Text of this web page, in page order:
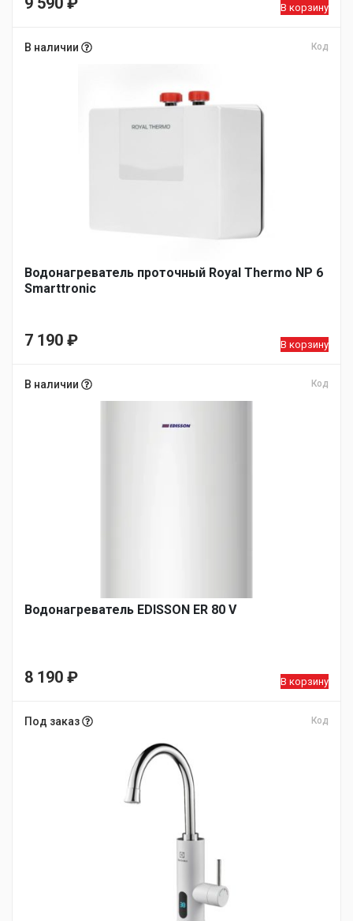
В корзину
В наличии Код
Водонагреватель проточный Royal Thermo NP 6
Smarttronic
7 190 ₽ В корзину
В наличии Код
Водонагреватель EDISSON ER 80 V
8 190 ₽ В корзину
Под заказ Код